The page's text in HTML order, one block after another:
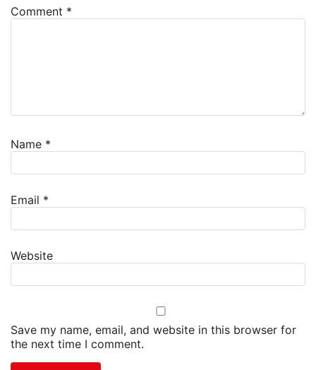
Comment *
Name *
Email *
Website
Save my name, email, and website in this browser for
the next time I comment.